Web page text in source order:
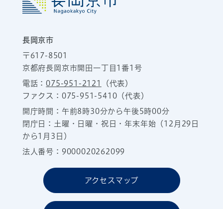
長岡京市
〒617-8501
京都府長岡京市開田一丁目1番1号
電話：075-951-2121
（代表）
ファクス：075-951-5410（代表）
開庁時間：午前8時30分から午後5時00分
閉庁日：土曜・日曜・祝日・年末年始（12月29日
から1月3日）
法人番号：9000020262099
アクセスマップ